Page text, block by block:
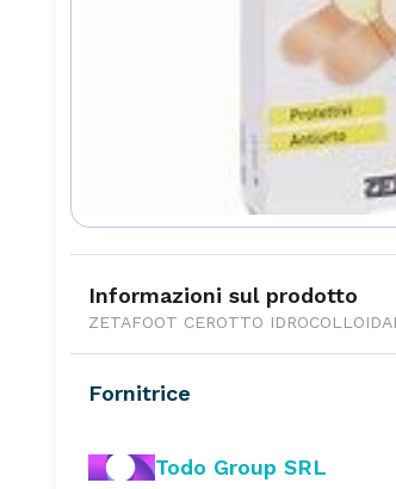
Informazioni sul prodotto
ZETAFOOT CEROTTO
Fornitrice
Todo Group SRL